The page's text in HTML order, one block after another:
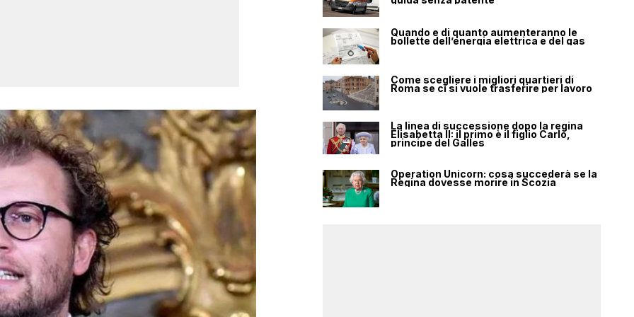
Quando e di quanto aumenteranno le
bollette dell’energia elettrica e del gas
Come scegliere i migliori quartieri di
Roma se ci si vuole trasferire per lavoro
La linea di successione dopo la regina
Elisabetta II: il primo è il figlio Carlo,
principe del Galles
Operation Unicorn: cosa succederà se la
Regina dovesse morire in Scozia